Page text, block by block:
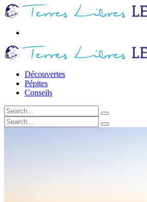
Découvertes
Pépites
Conseils